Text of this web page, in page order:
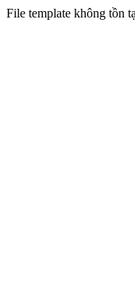
File template không tồn